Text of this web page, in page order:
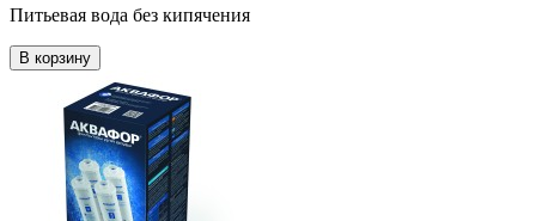
Питьевая вода без кипячения
В корзину